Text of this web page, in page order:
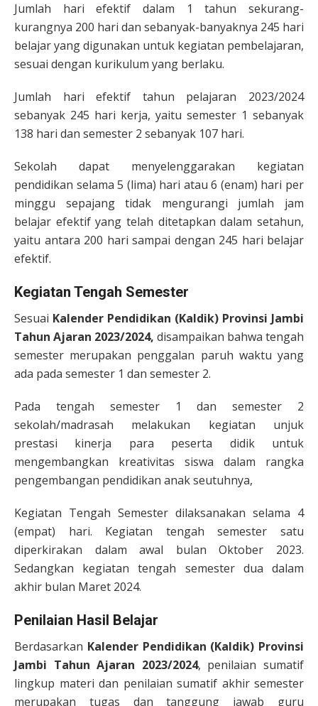
Jumlah hari efektif dalam 1 tahun sekurang-
kurangnya 200 hari dan sebanyak-banyaknya 245 hari
belajar yang digunakan untuk kegiatan pembelajaran,
sesuai dengan kurikulum yang berlaku.
Jumlah hari efektif tahun pelajaran 2023/2024
sebanyak 245 hari kerja, yaitu semester 1 sebanyak
138 hari dan semester 2 sebanyak 107 hari.
Sekolah dapat menyelenggarakan kegiatan
pendidikan selama 5 (lima) hari atau 6 (enam) hari per
minggu sepajang tidak mengurangi jumlah jam
belajar efektif yang telah ditetapkan dalam setahun,
yaitu antara 200 hari sampai dengan 245 hari belajar
efektif.
Kegiatan Tengah Semester
Sesuai Kalender Pendidikan (Kaldik) Provinsi Jambi
Tahun Ajaran 2023/2024, disampaikan bahwa tengah
semester merupakan penggalan paruh waktu yang
ada pada semester 1 dan semester 2.
Pada tengah semester 1 dan semester 2
sekolah/madrasah melakukan kegiatan unjuk
prestasi kinerja para peserta didik untuk
mengembangkan kreativitas siswa dalam rangka
pengembangan pendidikan anak seutuhnya,
Kegiatan Tengah Semester dilaksanakan selama 4
(empat) hari. Kegiatan tengah semester satu
diperkirakan dalam awal bulan Oktober 2023.
Sedangkan kegiatan tengah semester dua dalam
akhir bulan Maret 2024.
Penilaian Hasil Belajar
Berdasarkan Kalender Pendidikan (Kaldik) Provinsi
Jambi Tahun Ajaran 2023/2024, penilaian sumatif
lingkup materi dan penilaian sumatif akhir semester
merupakan tugas dan tanggung jawab guru